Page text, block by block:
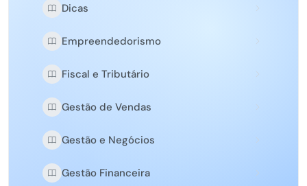
Dicas
Empreendedorismo
Fiscal e Tributário
Gestão de Vendas
Gestão e Negócios
Gestão Financeira